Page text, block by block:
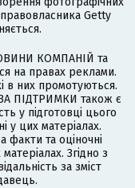
правовласника Getty
КОМПАНІЙ та
на правах реклами.
в них промотуються.
ПІДТРИМКИ також є
у підготовці цього
у цих матеріалах.
факти та оціночні
Згідно з
за зміст